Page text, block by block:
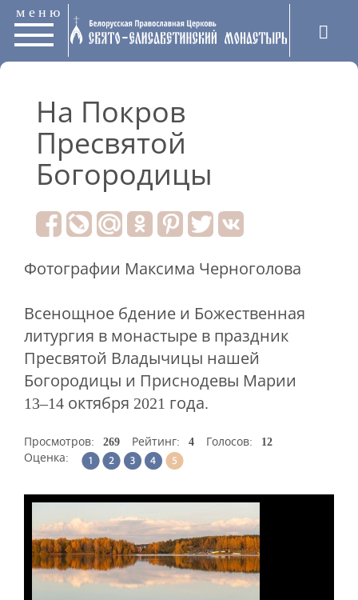
меню
На Покров
Пресвятой
Богородицы
Фотографии Максима Черноголова
Всенощное бдение и Божественная
литургия в монастыре в праздник
Пресвятой Владычицы нашей
Богородицы и Приснодевы Марии
13–14 октября 2021 года.
Просмотров: 269 Рейтинг: 4 Голосов:
12
Оценка: